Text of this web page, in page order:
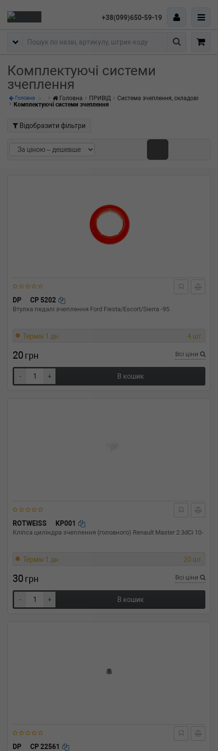
+38(099)650-59-19
Пошук
Комплектуючі системи
зчеплення
Головна Головна ПРИВІД
Система зчеплення, складові
Комплектуючі системи зчеплення
Відобразити фільтри
DP CP 5202
Втулка педалі зчеплення Ford Fiesta/Escort/Sierra -95
Термін 1 дн. 4 шт.
20 грн Всі ціни
- + В кошик
ROTWEISS KP001
Кліпса циліндра зчеплення (головного) Renault Master 2.3dCi 10-
Термін 1 дн. 20 шт.
30 грн Всі ціни
- + В кошик
DP CP 22561